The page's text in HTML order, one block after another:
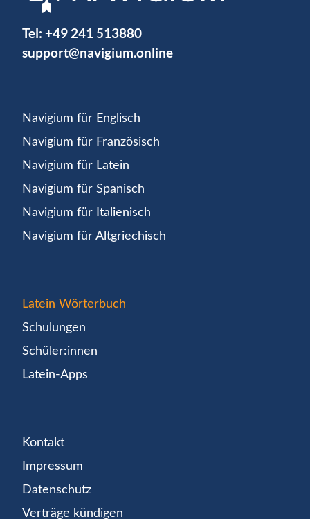
Tel: +49 241 513880
support@navigium.online
Navigium für Englisch
Navigium für Französisch
Navigium für Latein
Navigium für Spanisch
Navigium für Italienisch
Navigium für Altgriechisch
Latein Wörterbuch
Schulungen
Schüler:innen
Latein-Apps
Kontakt
Impressum
Datenschutz
Verträge kündigen